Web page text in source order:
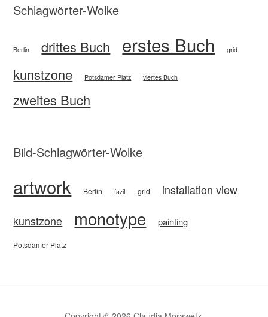
Schlagwörter-Wolke
Berlin drittes Buch erstes Buch grid
kunstzone Potsdamer Platz viertes Buch
zweites Buch
Bild-Schlagwörter-Wolke
artwork Berlin fazit grid
installation view
kunstzone
monotype painting
Potsdamer Platz